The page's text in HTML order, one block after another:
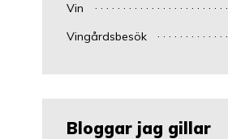
Vin
Vingårdsbesök
Bloggar jag gillar